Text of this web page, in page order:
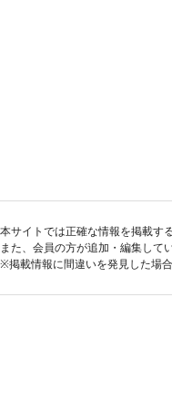
本サイトでは正確な情報を掲載す
また、会員の方が追加・編集して
※掲載情報に間違いを発見した場合